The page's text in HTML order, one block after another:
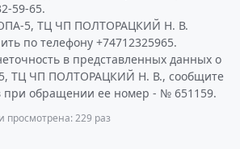
59-65.
5, ТЦ ЧП ПОЛТОРАЦКИЙ Н. В.
по телефону +74712325965.
в представленных данных о
ТЦ ЧП ПОЛТОРАЦКИЙ Н. В., сообщите
при обращении ее номер - № 651159.
просмотрена: 229 раз